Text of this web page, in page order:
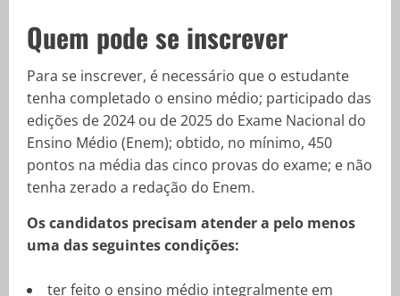
Quem pode se inscrever
Para se inscrever, é necessário que o estudante
tenha completado o ensino médio; participado das
edições de 2024 ou de 2025 do Exame Nacional do
Ensino Médio (Enem); obtido, no mínimo, 450
pontos na média das cinco provas do exame; e não
tenha zerado a redação do Enem.
Os candidatos precisam atender a pelo menos
uma das seguintes condições:
ter feito o ensino médio integralmente em